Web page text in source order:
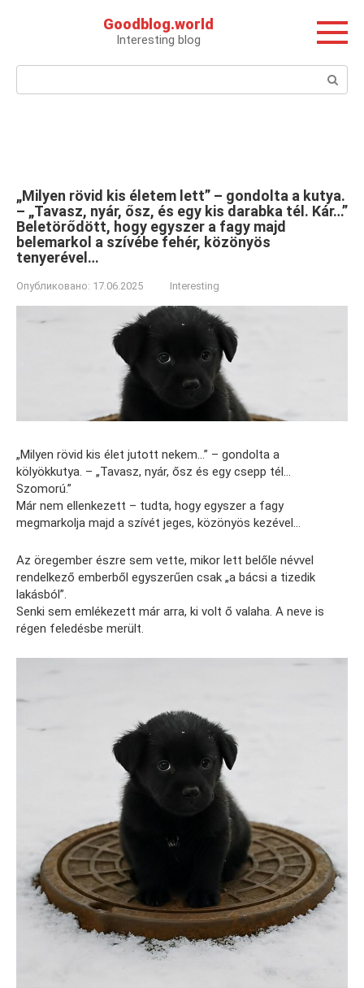
Goodblog.world
Interesting blog
Поиск:
„Milyen rövid kis életem lett” – gondolta a kutya.
– „Tavasz, nyár, ősz, és egy kis darabka tél. Kár…”
Beletörődött, hogy egyszer a fagy majd
belemarkol a szívébe fehér, közönyös
tenyerével…
Опубликовано: 17.06.2025 Interesting
„Milyen rövid kis élet jutott nekem…” – gondolta a
kölyökkutya. – „Tavasz, nyár, ősz és egy csepp tél…
Szomorú.”
Már nem ellenkezett – tudta, hogy egyszer a fagy
megmarkolja majd a szívét jeges, közönyös kezével…
Az öregember észre sem vette, mikor lett belőle névvel
rendelkező emberből egyszerűen csak „a bácsi a tizedik
lakásból”.
Senki sem emlékezett már arra, ki volt ő valaha. A neve is
régen feledésbe merült.